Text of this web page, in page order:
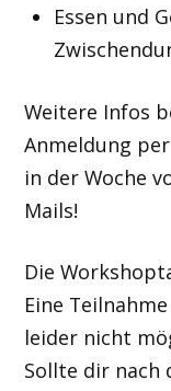
Essen und
Weitere Infos
Anmeldung
in der Woche
Mails!
Die
Eine
leider nicht
Sollte dir nach